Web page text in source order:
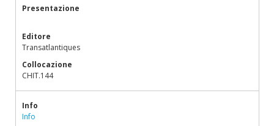
Presentazione
Editore
Transatlantiques
Collocazione
CHIT.144
Info
Info